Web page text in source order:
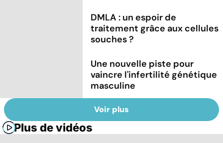
DMLA : un espoir de
traitement grâce aux cellules
souches ?
Une nouvelle piste pour
vaincre l'infertilité génétique
masculine
Voir plus
Plus de vidéos